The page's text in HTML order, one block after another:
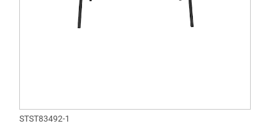
STST83492-1